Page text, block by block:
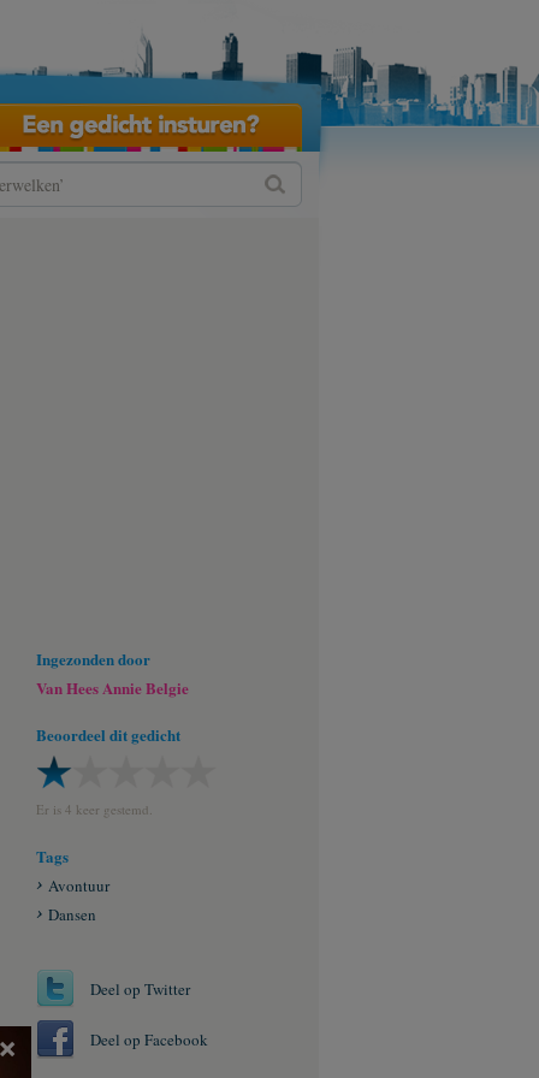
Ingezonden door
Van Hees Annie Belgie
Beoordeel dit gedicht
Er is 4 keer gestemd.
Tags
Avontuur
Dansen
Deel op Twitter
Deel op Facebook